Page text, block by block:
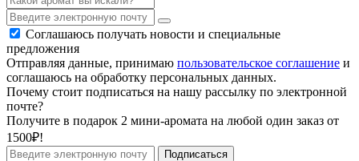
Соглашаюсь получать новости и специальные
предложения
Отправляя данные, принимаю пользовательское соглашение и
соглашаюсь на обработку персональных данных.
Почему стоит подписаться на нашу рассылку по электронной
почте?
Получите в подарок 2 мини-аромата на любой один заказ от
1500₽!
Подписаться